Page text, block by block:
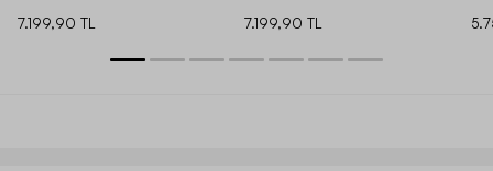
7.199,90 TL
7.199,90 TL